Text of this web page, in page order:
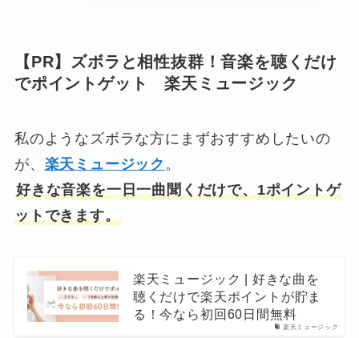
【PR】ズボラと相性抜群！音楽を聴くだけ
でポイントゲット 楽天ミュージック
私のようなズボラな方にまずおすすめしたいの
が、 楽天ミュージック 。
好きな音楽を一日一曲聞くだけで、1ポイントゲ
ットできます。
楽天ミュージック
楽天ミュージック | 好きな曲を
聴くだけで楽天ポイントが貯ま
る！今なら初回60日間無料